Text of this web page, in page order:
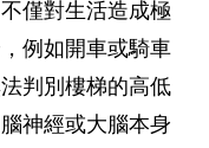
僅對生活造成極
例如開車或騎車
判別樓梯的高低
神經或大腦本身